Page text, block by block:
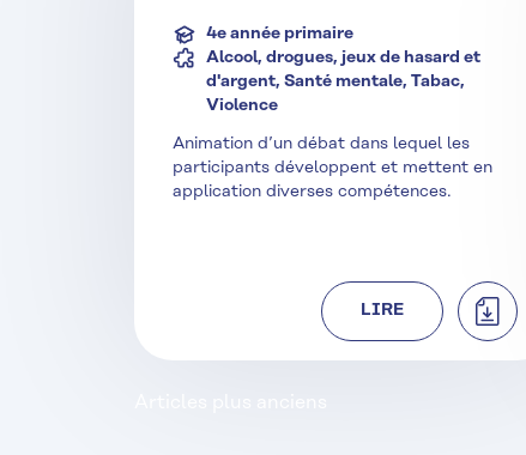
4e année primaire
Alcool, drogues, jeux de hasard et
d'argent, Santé mentale, Tabac,
Violence
Animation d’un débat dans lequel les
participants développent et mettent en
application diverses compétences.
LIRE